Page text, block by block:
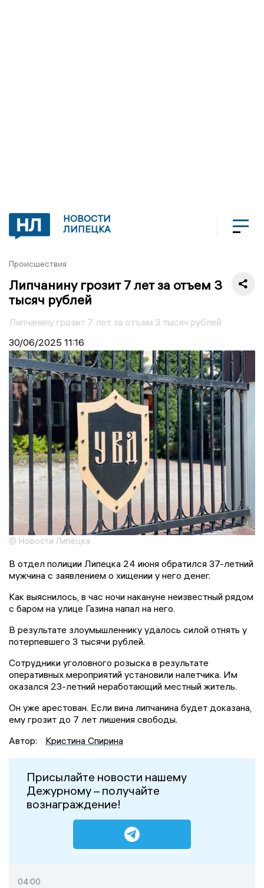
НОВОСТИ
ЛИПЕЦКА
Происшествия
Липчанину грозит 7 лет за отъем 3
тысяч рублей
Липчанину грозит 7 лет за отъем 3 тысяч рублей
30/06/2025 11:16
© Новости Липецка
В отдел полиции Липецка 24 июня обратился 37-летний
мужчина с заявлением о хищении у него денег.
Как выяснилось, в час ночи накануне неизвестный рядом
с баром на улице Газина напал на него.
В результате злоумышленнику удалось силой отнять у
потерпевшего 3 тысячи рублей.
Сотрудники уголовного розыска в результате
оперативных мероприятий установили налетчика. Им
оказался 23-летний неработающий местный житель.
Он уже арестован. Если вина липчанина будет доказана,
ему грозит до 7 лет лишения свободы.
Автор:
Кристина Спирина
Присылайте новости нашему
Дежурному – получайте
вознаграждение!
04:00